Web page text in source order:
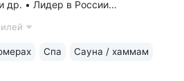
др. • Лидер в России
коррекция фигуры Tesla
Спа Сауна / хаммам